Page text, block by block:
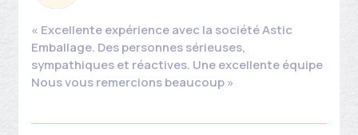
« Excellente expérience avec la société Astic
Emballage. Des personnes sérieuses,
sympathiques et réactives. Une excellente équipe
Nous vous remercions beaucoup »